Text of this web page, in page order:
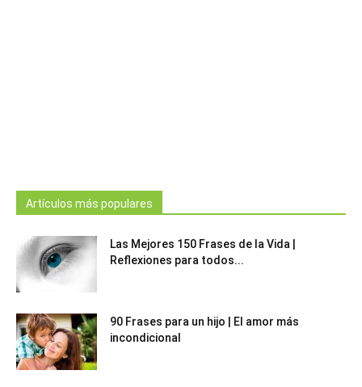
Artículos más populares
Las Mejores 150 Frases de la Vida |
Reflexiones para todos...
90 Frases para un hijo | El amor más
incondicional